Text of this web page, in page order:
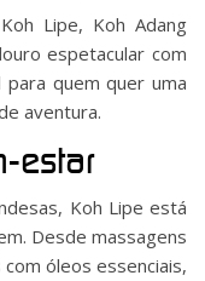
Lipe, Koh Adang
espetacular com
para quem quer uma
aventura.
estar
Koh Lipe está
Desde massagens
óleos essenciais,